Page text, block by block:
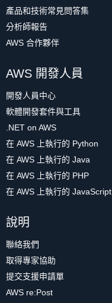
產品和技術常見問答集
分析師報告
AWS 合作夥伴
AWS 開發人員
開發人員中心
軟體開發套件與工具
.NET on AWS
在 AWS 上執行的 Python
在 AWS 上執行的 Java
在 AWS 上執行的 PHP
在 AWS 上執行的 JavaScript
說明
聯絡我們
取得專家協助
提交支援申請單
AWS re:Post